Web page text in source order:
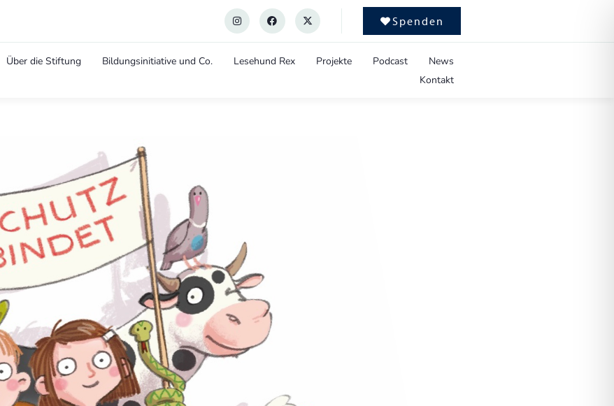
Spenden
Über die Stiftung Bildungsinitiative und Co. Lesehund Rex Projekte Podcast
News
Kontakt